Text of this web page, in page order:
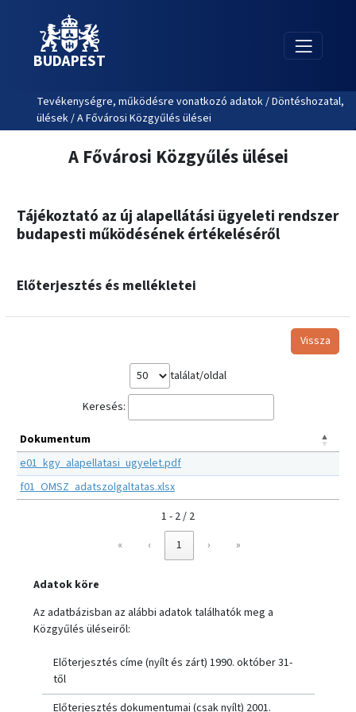
BUDAPEST
Tevékenységre, működésre vonatkozó adatok / Döntéshozatal,
ülések / A Fővárosi Közgyűlés ülései
A Fővárosi Közgyűlés ülései
Tájékoztató az új alapellátási ügyeleti rendszer
budapesti működésének értékeléséről
Előterjesztés és mellékletei
Vissza
találat/oldal
Keresés:
Dokumentum
e01_kgy_alapellatasi_ugyelet.pdf
f01_OMSZ_adatszolgaltatas.xlsx
1 - 2 / 2
«
‹ 1 › »
Adatok köre
Az adatbázisban az alábbi adatok találhatók meg a
Közgyűlés üléseiről:
Előterjesztés címe (nyílt és zárt) 1990. október 31-
től
Előterjesztés dokumentumai (csak nyílt) 2001.